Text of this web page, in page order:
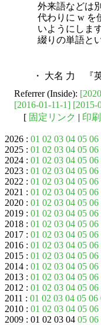
外来語などは
代わりに w を
いようにしま
綴りの単語と
・ 大名 力 『英
Referrer (Inside):
[2016-01-11-1] [2015-
[ 固定リンク | 印
2026 : 01 02 03 04 05 06
2025 : 01 02 03 04 05 06
2024 : 01 02 03 04 05 06
2023 : 01 02 03 04 05 06
2022 : 01 02 03 04 05 06
2021 : 01 02 03 04 05 06
2020 : 01 02 03 04 05 06
2019 : 01 02 03 04 05 06
2018 : 01 02 03 04 05 06
2017 : 01 02 03 04 05 06
2016 : 01 02 03 04 05 06
2015 : 01 02 03 04 05 06
2014 : 01 02 03 04 05 06
2013 : 01 02 03 04 05 06
2012 : 01 02 03 04 05 06
2011 : 01 02 03 04 05 06
2010 : 01 02 03 04 05 06
2009 : 01 02 03 04 05 06